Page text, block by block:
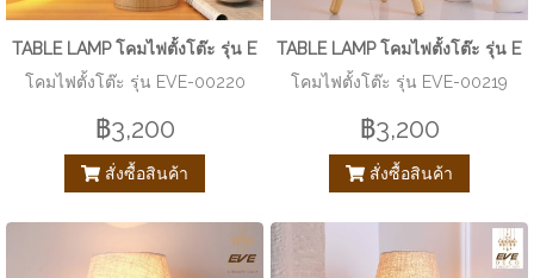
TABLE LAMP โคมไฟตั้งโต๊ะ รุ่น EVE-00220
โคมไฟตั้งโต๊ะ รุ่น EVE-00220
฿3,200
สั่งซื้อสินค้า
TABLE LAMP โคมไฟตั้งโต๊ะ รุ่น
โคมไฟตั้งโต๊ะ รุ่น EVE-00219
฿3,200
สั่งซื้อสินค้า